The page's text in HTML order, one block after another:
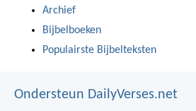
Archief
Bijbelboeken
Populairste Bijbelteksten
Ondersteun DailyVerses.net